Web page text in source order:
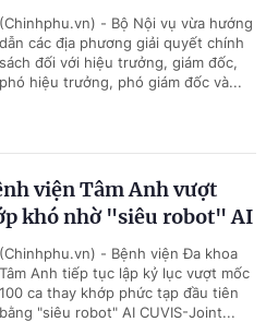
(Chinhphu.vn) - Bộ Nội vụ vừa hướng
dẫn các địa phương giải quyết chính
sách đối với hiệu trưởng, giám đốc,
phó hiệu trưởng, phó giám đốc và...
viện Tâm Anh vượt
khó nhờ "siêu robot" AI
(Chinhphu.vn) - Bệnh viện Đa khoa
Tâm Anh tiếp tục lập kỷ lục vượt mốc
100 ca thay khớp phức tạp đầu tiên
bằng "siêu robot" AI CUVIS-Joint...